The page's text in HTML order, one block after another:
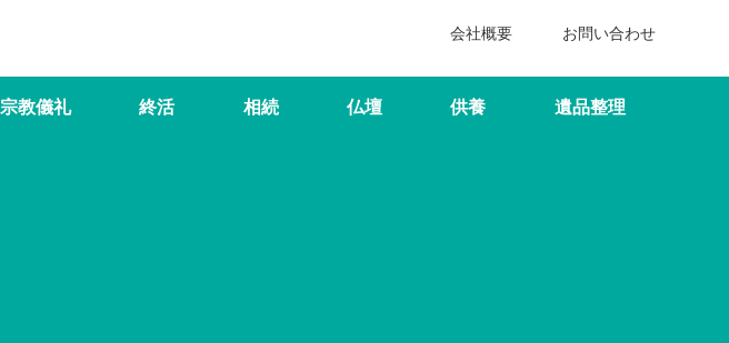
会社概要 お問い合わせ
宗教儀礼 終活 相続 仏壇 供養 遺品整理